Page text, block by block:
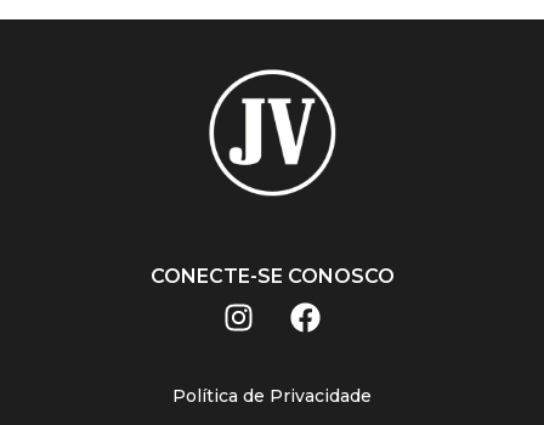
CONECTE-SE CONOSCO
Política de Privacidade